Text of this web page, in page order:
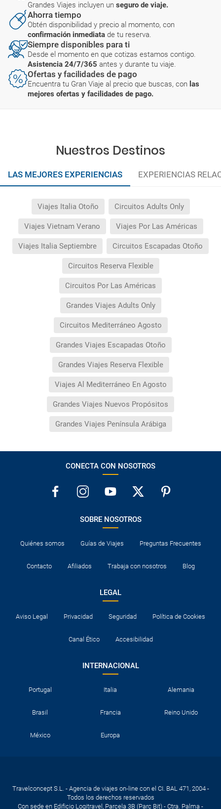
Grandes Viajes incluyen un seguro de viaje.
Ahorra tiempo
Obtén disponibilidad y precio al momento, con
confirmación inmediata de tu reserva.
Siempre disponibles para ti
Desde el momento en que cotizas estamos contigo.
Asistencia 24/7/365 antes y durante tu viaje.
Ofertas y facilidades de pago
Encuentra tu Gran Viaje al precio que buscas, con las
mejores ofertas y facilidades de pago.
Nuestros Destinos
LAS MEJORES EXPERIENCIAS EXPERIENCIAS
Viajes Italia Otoño Circuitos Adults Only
Viajes Vietnam Verano Viajes Por Las Américas
Viajes Italia Septiembre Circuitos Escapadas Otoño
Circuitos Reserva Flexible
Circuitos Por Las Américas
Grandes Viajes Adults Only
Circuitos Mediterráneo Agosto
Grandes Viajes Escapadas Otoño
Grandes Viajes Reserva Flexible
Viajes Al Mediterráneo En Agosto
Grandes Viajes Nuevos Propósitos
Grandes Viajes Península Arábiga
CONECTA CON NOSOTROS
SOBRE NOSOTROS
Quiénes somos Guías de Viajes Preguntas Frecuentes
Contacto Afiliados Trabaja con nosotros Blog
LEGAL
Aviso Legal Privacidad Seguridad Política de Cookies
Canal Ético Accesibilidad
INTERNACIONAL
Portugal Italia Alemania
Brasil Francia Reino Unido
México Europa
Travelconcept S.L. - Agencia de viajes on-line con el CI. BAL 471, 2004 -
Todos los derechos reservados
Con sede en Edificio Logitravel, Parcela 3B (Parc Bit) - Ctra. Palma -